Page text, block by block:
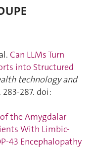
Can LLMs Turn
into Structured
technology and
doi:
the Amygdalar
With Limbic-
43 Encephalopathy